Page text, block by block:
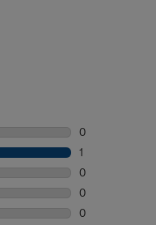
0
บทวิจารณ์0 บทที่
1
บทวิจารณ์1 บทที่
0
บทวิจารณ์0 บท
0
บทวิจารณ์0 บท
0